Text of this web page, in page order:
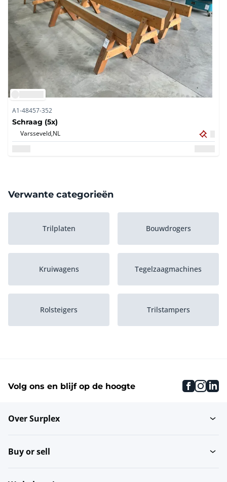
A1-48457-352
Schraag (5x)
Varsseveld,NL
Verwante categorieën
Trilplaten Bouwdrogers
Kruiwagens Tegelzaagmachines
Rolsteigers Trilstampers
Rijplaten Steigerplanken
Volg ons en blijf op de hoogte
Over Surplex
Buy or sell